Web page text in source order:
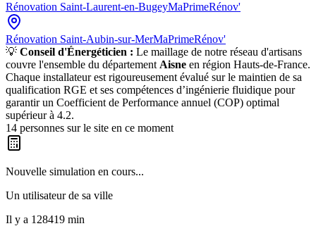
Rénovation Saint-Laurent-en-BugeyMaPrimeRénov'
Rénovation Saint-Aubin-sur-MerMaPrimeRénov'
💡 Conseil d'Énergéticien : Le maillage de notre réseau d'artisans
couvre l'ensemble du département Aisne en région Hauts-de-France.
Chaque installateur est rigoureusement évalué sur le maintien de sa
qualification RGE et ses compétences d’ingénierie fluidique pour
garantir un Coefficient de Performance annuel (COP) optimal
supérieur à 4.2.
14 personnes sur le site en ce moment
Nouvelle simulation en cours...
Un utilisateur de sa ville
Il y a 128419 min